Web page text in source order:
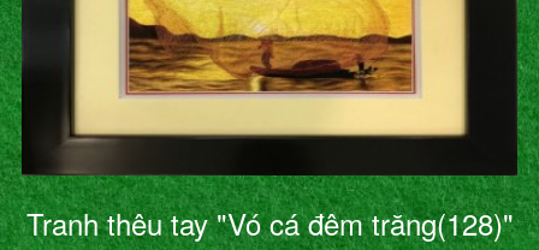
Tranh thêu tay "Vó cá đêm trăng(128)"